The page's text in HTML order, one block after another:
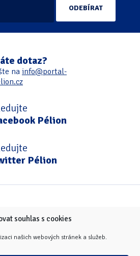
souhlas s cookies
našich webových stránek a služeb.
dotaz?
na info@portal-
Pélion
Pélion